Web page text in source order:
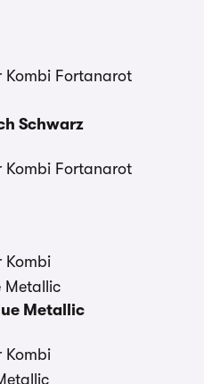
Schwarz
Metallic